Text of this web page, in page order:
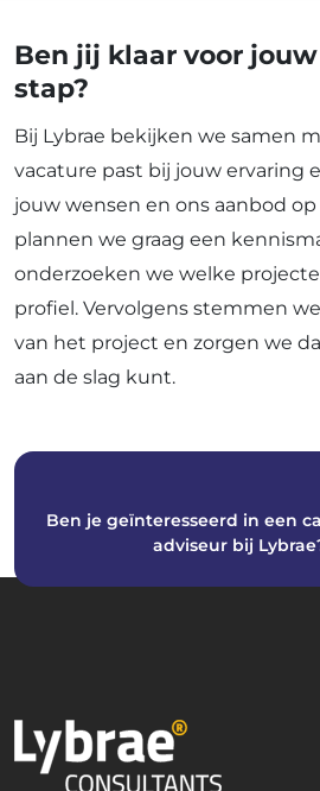
Ben jij klaar voor
stap?
Bij Lybrae bekijken we samen
vacature past bij jouw ervaring
jouw wensen en ons aanbod op
plannen we graag een
onderzoeken we welke
profiel. Vervolgens stemmen
van het project en zorgen we
aan de slag kunt.
Ben je geïnteresseerd in een
adviseur bij